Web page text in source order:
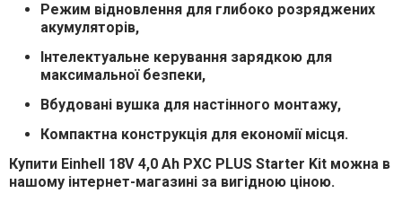
Режим відновлення для глибоко розряджених
акумуляторів,
Інтелектуальне керування зарядкою для
максимальної безпеки,
Вбудовані вушка для настінного монтажу,
Компактна конструкція для економії місця.
Купити Einhell 18V 4,0 Ah PXC PLUS Starter Kitможна в
нашому інтернет-магазині за вигідною ціною.